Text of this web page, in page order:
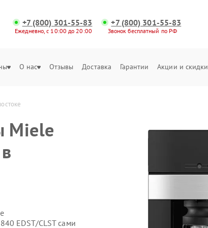
+7 (800) 301-55-83
Ежедневно, с 10:00 до 20:00
+7 (800) 301-55-83
Звонок бесплатный по РФ
О нас Отзывы Доставка Гарантии Акции и скидки
Miele
EDST/CLST сами